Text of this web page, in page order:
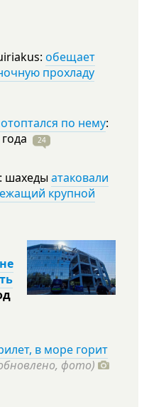
обещает
прохладу
по нему:
года 24
шахеды атаковали
крупной
в море горит
фото)